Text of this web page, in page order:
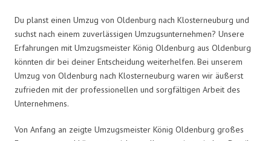
Du planst einen Umzug von Oldenburg nach Klosterneuburg und
suchst nach einem zuverlässigen Umzugsunternehmen? Unsere
Erfahrungen mit Umzugsmeister König Oldenburg aus Oldenburg
könnten dir bei deiner Entscheidung weiterhelfen. Bei unserem
Umzug von Oldenburg nach Klosterneuburg waren wir äußerst
zufrieden mit der professionellen und sorgfältigen Arbeit des
Unternehmens.
Von Anfang an zeigte Umzugsmeister König Oldenburg großes